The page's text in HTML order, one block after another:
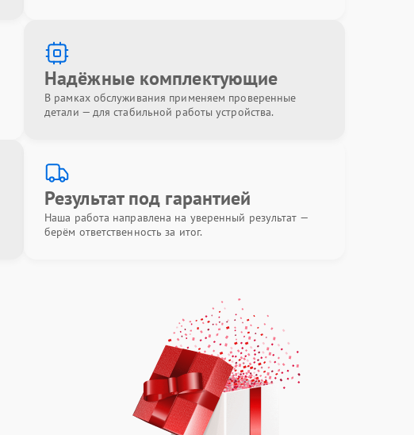
Надёжные комплектующие
В рамках обслуживания применяем проверенные
детали — для стабильной работы устройства.
Результат под гарантией
Наша работа направлена на уверенный результат —
берём ответственность за итог.